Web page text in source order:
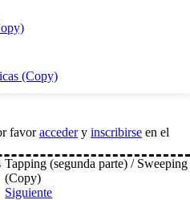
(Copy)
favoraccedery inscribirse en el
Tapping (segunda parte) / Sweeping
(Copy)
Siguiente